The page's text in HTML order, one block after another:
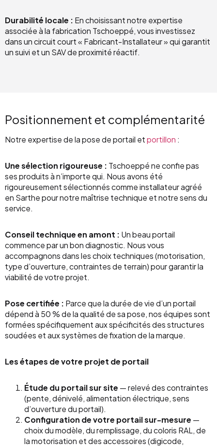
Durabilité locale : En choisissant notre expertise
associée à la fabrication Tschoeppé, vous investissez
dans un circuit court « Fabricant-Installateur » qui garantit
un suivi et un SAV de proximité réactif.
Positionnement et complémentarité
Notre expertise de la pose de portail etportillon :
Une sélection rigoureuse : Tschoeppé ne confie pas
ses produits à n’importe qui. Nous avons été
rigoureusement sélectionnés comme installateur agréé
en Sarthe pour notre maîtrise technique et notre sens du
service.
Conseil technique en amont : Un beau portail
commence par un bon diagnostic. Nous vous
accompagnons dans les choix techniques (motorisation,
type d’ouverture, contraintes de terrain) pour garantir la
viabilité de votre projet.
Pose certifiée : Parce que la durée de vie d’un portail
dépend à 50 % de la qualité de sa pose, nos équipes sont
formées spécifiquement aux spécificités des structures
soudées et aux systèmes de fixation de la marque.
Les étapes de votre projet de portail
Étude du portail sur site — relevé des contraintes
(pente, dénivelé, alimentation électrique, sens
d’ouverture du portail).
Configuration de votre portail sur-mesure —
choix du modèle, du remplissage, du coloris RAL, de
la motorisation et des accessoires (digicode,